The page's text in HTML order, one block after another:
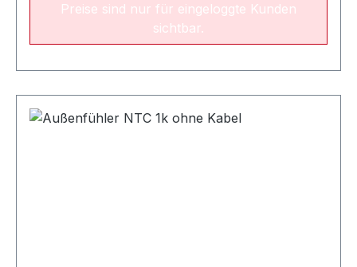
Preise sind nur für eingeloggte Kunden
sichtbar.